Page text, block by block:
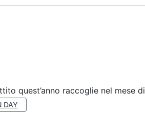
quest’anno raccoglie nel mese di
DAY